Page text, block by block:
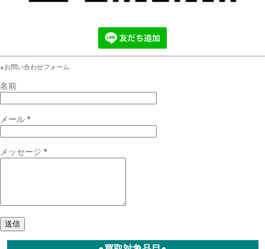
●お問い合わせフォーム
名前
メール *
メッセージ *